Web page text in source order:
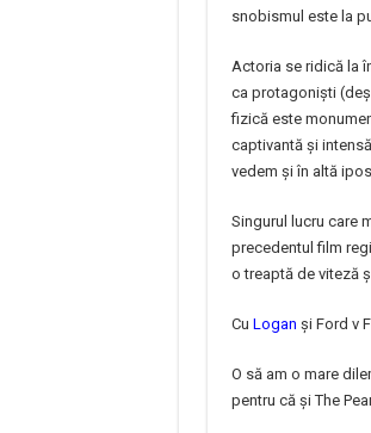
snobismul este la
Actoria se ridică la
ca protagoniști
fizică este
captivantă și
vedem și în altă
Singurul lucru care
precedentul film
o treaptă de viteză
Cu Logan și Ford v
O să am o mare
pentru că și The